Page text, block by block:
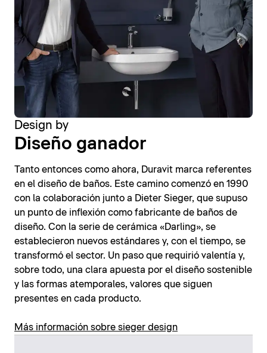
Design by
Diseño ganador
Tanto entonces como ahora, Duravit marca referentes
en el diseño de baños. Este camino comenzó en 1990
con la colaboración junto a Dieter Sieger, que supuso
un punto de inflexión como fabricante de baños de
diseño. Con la serie de cerámica «Darling», se
establecieron nuevos estándares y, con el tiempo, se
transformó el sector. Un paso que requirió valentía y,
sobre todo, una clara apuesta por el diseño sostenible
y las formas atemporales, valores que siguen
presentes en cada producto.
Más información sobre sieger design